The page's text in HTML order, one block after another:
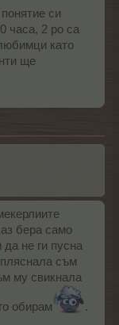
си
часа, 2 ро са
като
ще
бера само
не ги пусна
съм
му свикнала
обирам .